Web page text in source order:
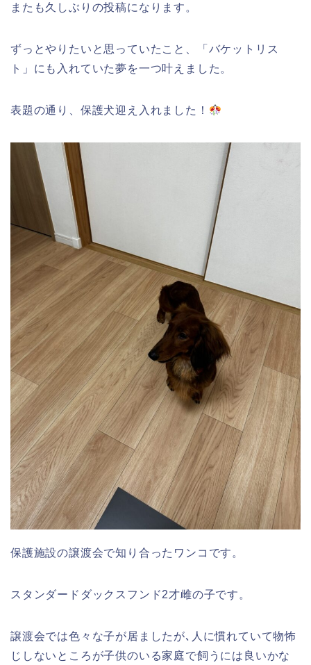
またも久しぶりの投稿になります。
ずっとやりたいと思っていたこと、「バケットリス
ト」にも入れていた夢を一つ叶えました。
表題の通り、保護犬迎え入れました！
保護施設の譲渡会で知り合ったワンコです。
スタンダードダックスフンド2才雌の子です。
譲渡会では色々な子が居ましたが､人に慣れていて物怖
じしないところが子供のいる家庭で飼うには良いかな